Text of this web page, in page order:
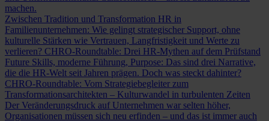
machen.
Zwischen Tradition und Transformation HR in
Familienunternehmen: Wie gelingt strategischer Support, ohne
kulturelle Stärken wie Vertrauen, Langfristigkeit und Werte zu
verlieren? CHRO-Roundtable: Drei HR-Mythen auf dem Prüfstand
Future Skills, moderne Führung, Purpose: Das sind drei Narrative,
die die HR-Welt seit Jahren prägen. Doch was steckt dahinter?
CHRO-Roundtable: Vom Strategiebegleiter zum
Transformationsarchitekten – Kulturwandel in turbulenten Zeiten
Der Veränderungsdruck auf Unternehmen war selten höher,
Organisationen müssen sich neu erfinden – und das ist immer auch